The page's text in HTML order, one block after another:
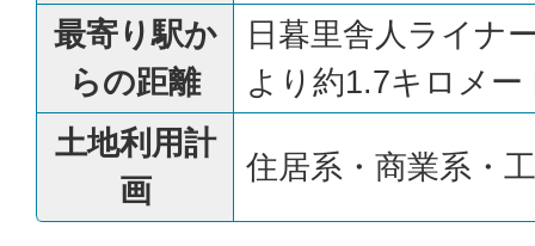
最寄り駅か
らの距離
日暮里舎人ライナ
より約1.7キロメー
土地利用計
画
住居系・商業系・